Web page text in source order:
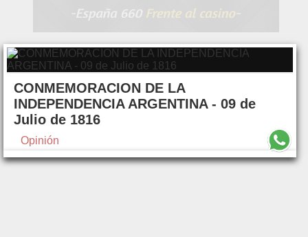
CONMEMORACION DE LA
INDEPENDENCIA ARGENTINA - 09 de
Julio de 1816
Opinión